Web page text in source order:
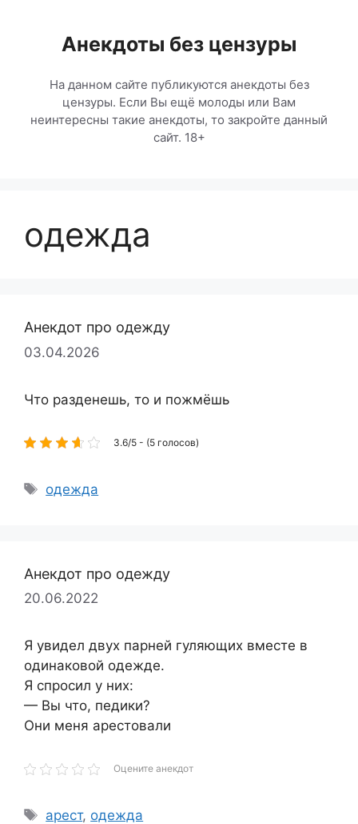
содержимомуАнекдоты без цензуры
На данном сайте публикуются анекдоты без
цензуры. Если Вы ещё молоды или Вам
неинтересны такие анекдоты, то закройте данный
сайт. 18+
одежда
Анекдот про одежду
03.04.2026
Что разденешь, то и пожмёшь
3.6/5 - (5 голосов)
Метки
одежда
Анекдот про одежду
20.06.2022
Я увидел двух парней гуляющих вместе в
одинаковой одежде.
Я спросил у них:
— Вы что, педики?
Они меня арестовали
Оцените анекдот
Метки
арест, одежда